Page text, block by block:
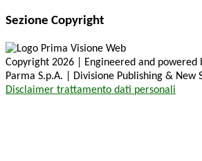
Sezione Copyright
Copyright 2026 | Engineered and powered
Parma S.p.A. | Divisione Publishing & New
Disclaimer trattamento dati personali